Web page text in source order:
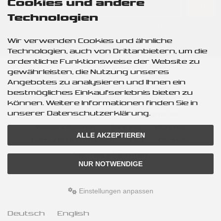
Der Newsletter ist kostenlos und kann jederzeit hier
Unsere AGB
Impressum
Datenschutz & Privatspähre
Widerrufsrecht & Widerrufsformular
Versandkosten
Zahlung
Kontakt
Retouren & Umtausch
FAQ
Vertrag widerufen
Alle Preise inkl. gesetzl. MwSt. zzgl.Versandkosten
bei Hyper-Dreams Onlineshop.
Technologien
Wir verwenden Cookies und ähnliche
Technologien, auch von Drittanbietern, um die
ordentliche Funktionsweise der Website zu
gewährleisten, die Nutzung unseres
Angebotes zu analysieren und Ihnen ein
bestmögliches Einkaufserlebnis bieten zu
können. Weitere Informationen finden Sie in
unserer Datenschutzerklärung.
ALLE AKZEPTIEREN
NUR NOTWENDIGE
Einstellungen anpassen
Deutsch
English